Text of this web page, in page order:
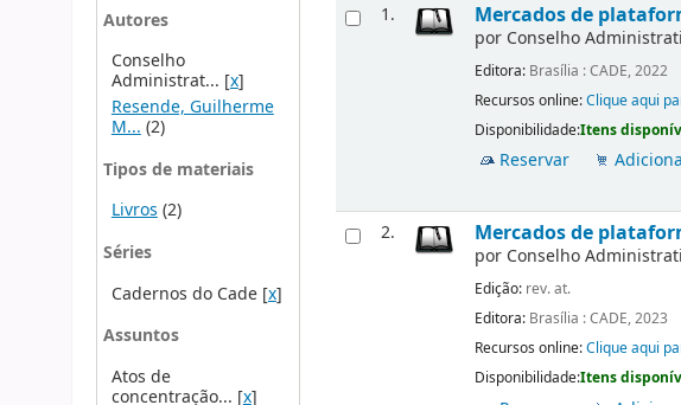
Autores
Conselho
Administrat... [x]
Resende, Guilherme
M... (2)
Tipos de materiais
Livros(2)
Séries
Cadernos do Cade[x]
Assuntos
Atos de
concentração... [x]
1. Mercados de
por Conselho
Editora: Brasília : CADE, 2022
Recursos online:Clique aqui
Disponibilidade:Itens
Reservar
2. Mercados de
por Conselho
Edição: rev. at.
Editora: Brasília : CADE, 2023
Recursos online:Clique aqui
Disponibilidade:Itens